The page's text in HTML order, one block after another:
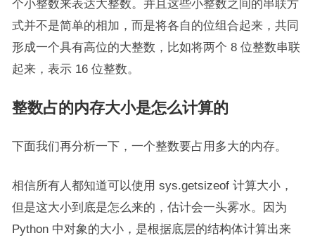
个小整数来表达大整数。并且这些小整数之间的串联方
式并不是简单的相加，而是将各自的位组合起来，共同
形成一个具有高位的大整数，比如将两个 8 位整数串联
起来，表示 16 位整数。
整数占的内存大小是怎么计算的
下面我们再分析一下，一个整数要占用多大的内存。
相信所有人都知道可以使用 sys.getsizeof 计算大小，
但是这大小到底是怎么来的，估计会一头雾水。因为
Python 中对象的大小，是根据底层的结构体计算出来